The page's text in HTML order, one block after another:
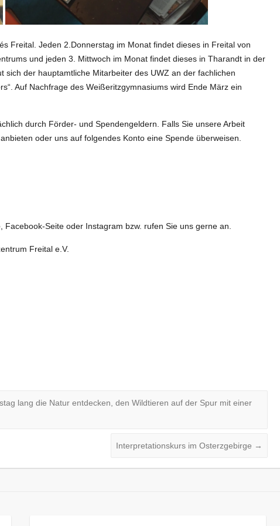
Freital. Jeden 2.Donnerstag im Monat findet dieses in Freital von
und jeden 3. Mittwoch im Monat findet dieses in Tharandt in der
der hauptamtliche Mitarbeiter des UWZ an der fachlichen
Auf Nachfrage des Weißeritzgymnasiums wird Ende März ein
durch Förder- und Spendengeldern. Falls Sie unsere Arbeit
oder uns auf folgendes Konto eine Spende überweisen.
Seite oder Instagram bzw. rufen Sie uns gerne an.
Freital e.V.
lang die Natur entdecken, den Wildtieren auf der Spur mit einer
Interpretationskurs im Osterzgebirge →